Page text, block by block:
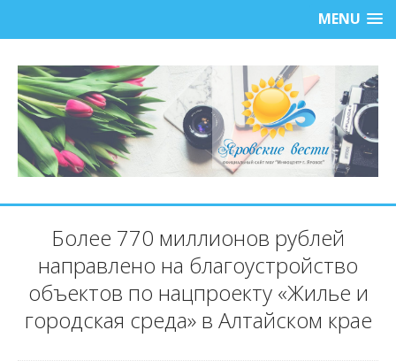
MENU
Более 770 миллионов рублей
направлено на благоустройство
объектов по нацпроекту «Жилье и
городская среда» в Алтайском крае